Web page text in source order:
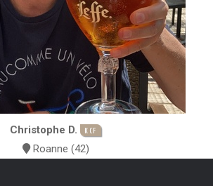
Christophe D. KCF
Roanne (42)